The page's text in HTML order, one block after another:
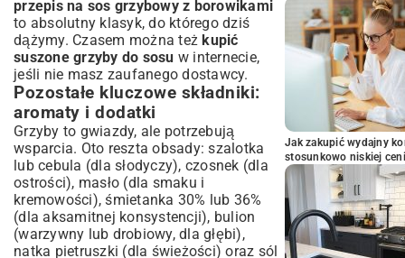
przepis na sos grzybowy z borowikami
to absolutny klasyk, do którego dziś
dążymy. Czasem można teżkupić
suszone grzyby do sosu w internecie,
jeśli nie masz zaufanego dostawcy.
Pozostałe kluczowe składniki:
aromaty i dodatki
Grzyby to gwiazdy, ale potrzebują
wsparcia. Oto reszta obsady: szalotka
lub cebula (dla słodyczy), czosnek (dla
ostrości), masło (dla smaku i
kremowości), śmietanka 30% lub 36%
(dla aksamitnej konsystencji), bulion
(warzywny lub drobiowy, dla głębi),
natka pietruszki (dla świeżości) oraz sól
Jak zakupić wydajny
stosunkowo niskiej